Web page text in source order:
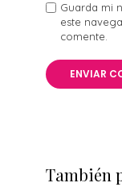
Guarda mi
este
comente.
También